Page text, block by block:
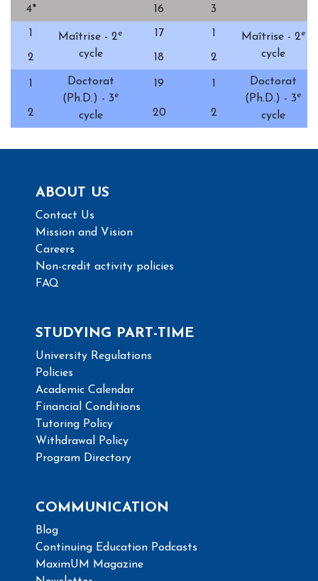
4* 16 3
1 Maîtrise - 2e
cycle
17 1 Maîtrise - 2e
cycle
2 18 2
1
Doctorat
(Ph.D.) - 3e
cycle
19 1
Doctorat
(Ph.D.) - 3e
cycle
2 20 2
ABOUT US
Contact Us
Mission and Vision
Careers
Non-credit activity policies
FAQ
STUDYING PART-TIME
University Regulations
Policies
Academic Calendar
Financial Conditions
Tutoring Policy
Withdrawal Policy
Program Directory
COMMUNICATION
Blog
Continuing Education Podcasts
MaximUM Magazine